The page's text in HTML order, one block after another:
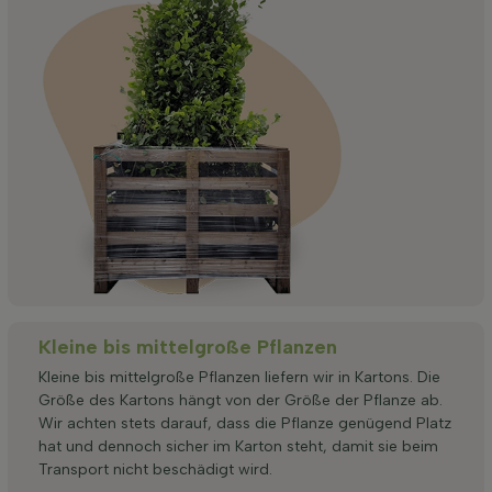
Kleine bis mittelgroße Pflanzen
Kleine bis mittelgroße Pflanzen liefern wir in Kartons. Die
Größe des Kartons hängt von der Größe der Pflanze ab.
Wir achten stets darauf, dass die Pflanze genügend Platz
hat und dennoch sicher im Karton steht, damit sie beim
Transport nicht beschädigt wird.